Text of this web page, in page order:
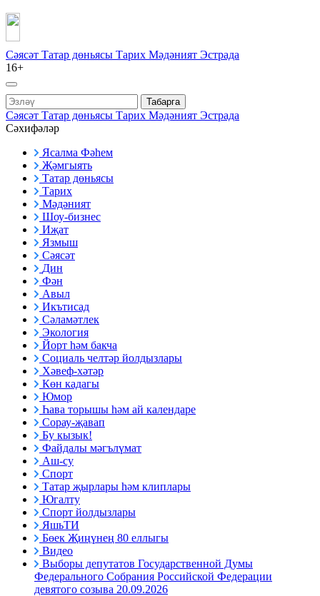
Сәясәт Татар дөньясы Тарих Мәдәният Эстрада
16+
Табарга
Сәясәт Татар дөньясы Тарих Мәдәният Эстрада
Сәхифәләр
Ясалма Фәһем
Җәмгыять
Татар дөньясы
Тарих
Мәдәният
Шоу-бизнес
Иҗат
Язмыш
Сәясәт
Дин
Фән
Авыл
Икътисад
Сәламәтлек
Экология
Йорт һәм бакча
Социаль челтәр йолдызлары
Хәвеф-хәтәр
Көн кадагы
Юмор
Һава торышы һәм ай календаре
Сорау-җавап
Бу кызык!
Файдалы мәгълүмат
Аш-су
Спорт
Татар җырлары һәм клиплары
Югалту
Спорт йолдызлары
ЯшьТИ
Бөек Җиңүнең 80 еллыгы
Видео
Выборы депутатов Государственной Думы
Федерального Собрания Российской Федерации
девятого созыва 20.09.2026